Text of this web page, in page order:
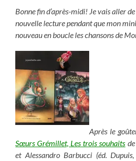
Bonne fin d’après-midi! Je vais aller
nouvelle lecture pendant que mon
nouveau en boucle les chansons de
Après le
Sœurs Grémillet, Les trois souhaits
et Alessandro Barbucci (éd.